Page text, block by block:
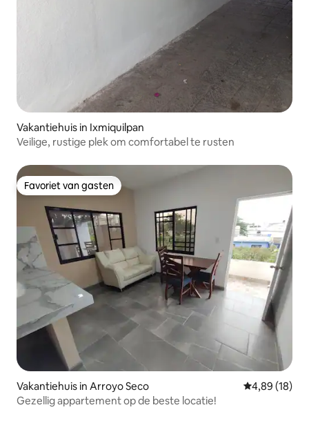
Vakantiehuis in Ixmiquilpan
Veilige, rustige plek om comfortabel te rusten
Favoriet van gasten
Favoriet van gasten
Vakantiehuis in Arroyo Seco Gemiddelde
4,89 (18)
Gezellig appartement op de beste locatie!